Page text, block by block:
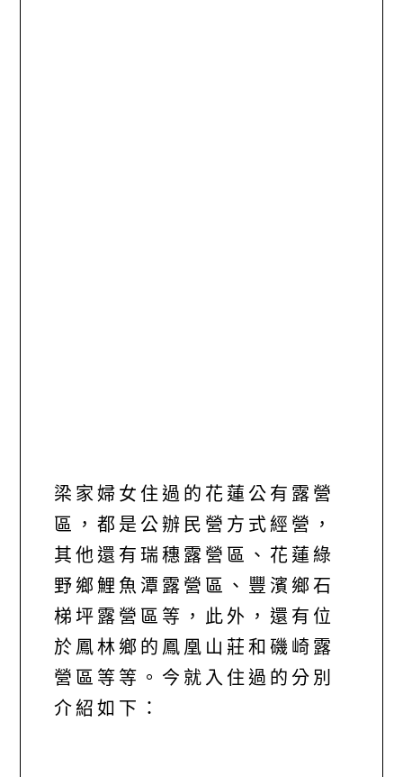
梁家婦女住過的花蓮公有露營
區，都是公辦民營方式經營，
其他還有瑞穗露營區、花蓮綠
野鄉鯉魚潭露營區、豐濱鄉石
梯坪露營區等，此外，還有位
於鳳林鄉的鳳凰山莊和磯崎露
營區等等。今就入住過的分別
介紹如下：